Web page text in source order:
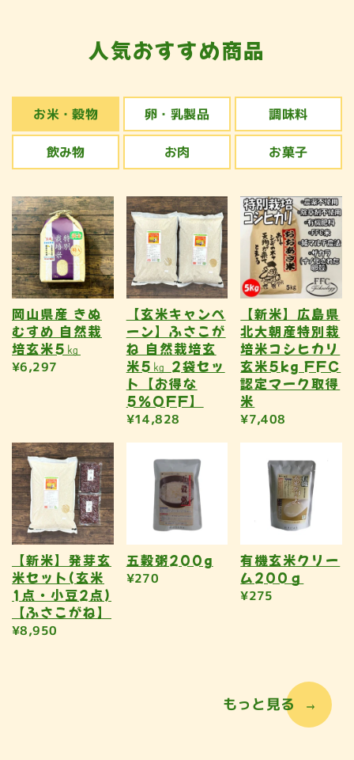
人気おすすめ商品
お米・穀物 卵・乳製品 調味料
飲み物 お肉 お菓子
岡山県産 きぬ
むすめ 自然栽
培玄米5㎏
¥6,297
【玄米キャンペ
ーン】ふさこが
ね 自然栽培玄
米5㎏ 2袋セッ
ト【お得な
5％OFF】
¥14,828
【新米】広島県
北大朝産特別栽
培米コシヒカリ
玄米5kg FFC
認定マーク取得
米
¥7,408
【新米】発芽玄
米セット(玄米
1点・小豆2点)
【ふさこがね】
¥8,950
五穀粥200g
¥270
有機玄米クリー
ム200ｇ
¥275
もっと見る